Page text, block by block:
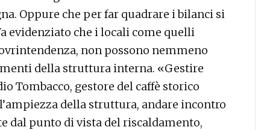
Oppure che per far quadrare i bilanci si
evidenziato che i locali come quelli
non possono nemmeno
della struttura interna. «Gestire
Tombacco, gestore del caffè storico
della struttura, andare incontro
dal punto di vista del riscaldamento,